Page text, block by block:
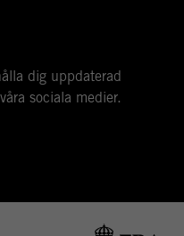
dig uppdaterad
sociala medier.